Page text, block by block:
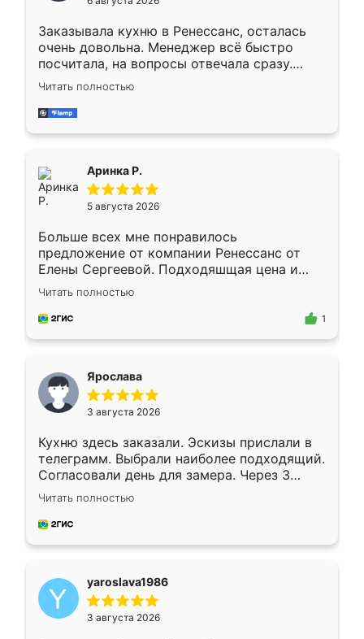
мебели буду заказывать только здесь.
Заказывала кухню в Ренессанс, осталась
очень довольна. Менеджер всё быстро
посчитала, на вопросы отвечала сразу.
Замерщик приехал в субботу, подошёл к
делу со всей ответственностью. Собрали
за день, ребята работали аккуратно, даже
Читать полностью
Аринка Р.
5 августа 2026
Больше всех мне понравилось
предложение от компании Ренессанс от
Елены Сергеевой. Подходяшщая цена и
короткие сроки изготовления. Приехавший
для замера сотрудник Владислав
предложил по моему эскизу самый
Читать полностью
1
Ярослава
3 августа 2026
Кухню здесь заказали. Эскизы прислали в
телеграмм. Выбрали наиболее подходящий.
Согласовали день для замера. Через 3
недели кухня была уже готова. Остались
довольны работой. Спасибо Ренессанс
мебель за качественную работу!
Читать полностью
yaroslava1986
3 августа 2026